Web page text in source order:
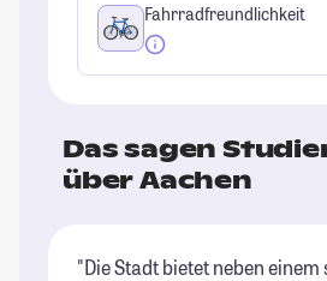
Fahrradfreundlichkeit
Das sagen
über Aachen
"Die Stadt bietet neben einem